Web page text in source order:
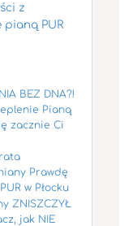
z
pianą PUR
BEZ DNA?!
Pianą
zacznie Ci
Prawdę
w Płocku
ZNISZCZYŁ
jak NIE